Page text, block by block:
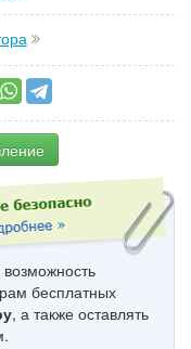
бесплатных
, а также оставлять